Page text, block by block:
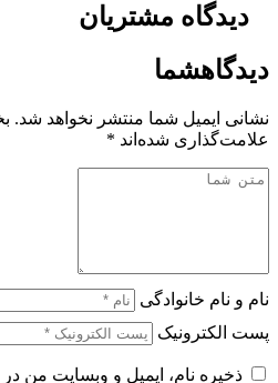
دیدگاه مشتریان
دیدگاهشما
نشانی ایمیل شما منتشر نخواهد شد.
علامت‌گذاری شده‌اند *
نام و نام خانوادگی
پست الکترونیک
ذخیره نام، ایمیل و وبسایت من